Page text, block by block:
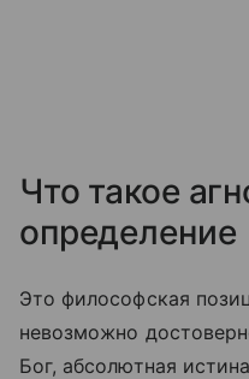
Что такое
определение
Это философская
невозможно
Бог, абсолютная